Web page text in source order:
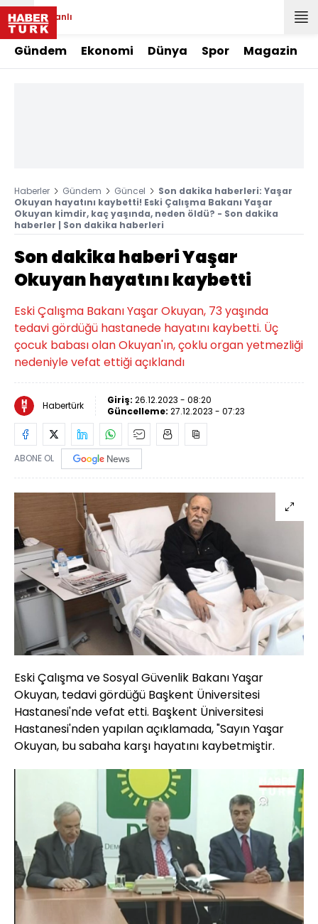
Canlı
Gündem Ekonomi Dünya Spor Magazin
Haberler Gündem Güncel
Son dakika haberleri: Yaşar
Okuyan hayatını kaybetti! Eski Çalışma Bakanı Yaşar
Okuyan kimdir, kaç yaşında, neden öldü? - Son dakika
haberler | Son dakika haberleri
Son dakika haberi Yaşar
Okuyan hayatını kaybetti
Eski Çalışma Bakanı Yaşar Okuyan, 73 yaşında
tedavi gördüğü hastanede hayatını kaybetti. Üç
çocuk babası olan Okuyan'ın, çoklu organ yetmezliği
nedeniyle vefat ettiği açıklandı
Habertürk Giriş: 26.12.2023 - 08:20
Güncelleme: 27.12.2023 - 07:23
ABONE OL
Eski Çalışma ve Sosyal Güvenlik Bakanı Yaşar
Okuyan, tedavi gördüğü Başkent Üniversitesi
Hastanesi'nde vefat etti. Başkent Üniversitesi
Hastanesi'nden yapılan açıklamada, "Sayın Yaşar
Okuyan, bu sabaha karşı hayatını kaybetmiştir.
Yüklendi: